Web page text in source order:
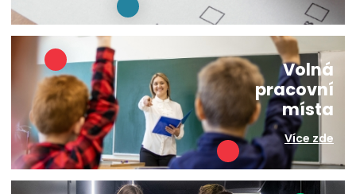
Volná
pracovní
místa
Více zde